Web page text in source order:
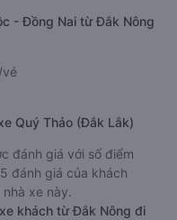
- Đồng Nai từ Đắk Nông
Quý Thảo (Đắk Lắk)
đánh giá với số điểm
đánh giá của khách
xe này.
khách từ Đắk Nông đi